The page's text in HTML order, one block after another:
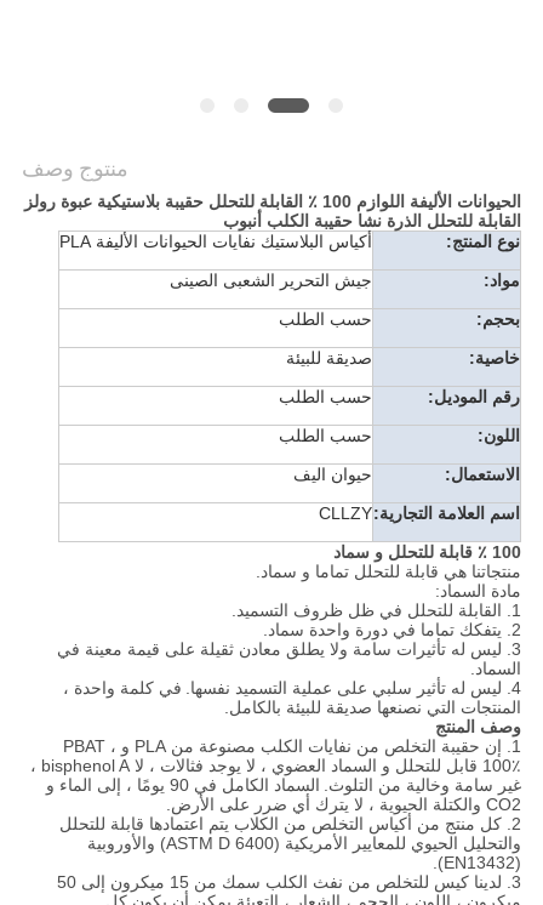
منتوج وصف
الحيوانات الأليفة اللوازم 100 ٪ القابلة للتحلل حقيبة بلاستيكية عبوة رولز
القابلة للتحلل الذرة نشا حقيبة الكلب أنبوب
نوع المنتج:
أكياس البلاستيك نفايات الحيوانات الأليفة PLA
مواد:
جيش التحرير الشعبى الصينى
بحجم:
حسب الطلب
خاصية:
صديقة للبيئة
رقم الموديل:
حسب الطلب
اللون:
حسب الطلب
الاستعمال:
حيوان اليف
اسم العلامة التجارية:CLLZY
100 ٪ قابلة للتحلل و سماد
منتجاتنا هي قابلة للتحلل تماما و سماد.
مادة السماد:
1. القابلة للتحلل في ظل ظروف التسميد.
2. يتفكك تماما في دورة واحدة سماد.
3. ليس له تأثيرات سامة ولا يطلق معادن ثقيلة على قيمة معينة في
السماد.
4. ليس له تأثير سلبي على عملية التسميد نفسها.
في كلمة واحدة ،
المنتجات التي نصنعها صديقة للبيئة بالكامل.
وصف المنتج
1. إن حقيبة التخلص من نفايات الكلب مصنوعة من PLA و PBAT ،
100٪ قابل للتحلل و السماد العضوي ، لا يوجد فثالات ، لا bisphenol A ،
غير سامة وخالية من التلوث.
السماد الكامل في 90 يومًا ، إلى الماء و
CO2 والكتلة الحيوية ، لا يترك أي ضرر على الأرض.
2. كل منتج من أكياس التخلص من الكلاب يتم اعتمادها قابلة للتحلل
والتحليل الحيوي للمعايير الأمريكية (ASTM D 6400) والأوروبية
(EN13432).
3. لدينا كيس للتخلص من نفث الكلب سمك من 15 ميكرون إلى 50